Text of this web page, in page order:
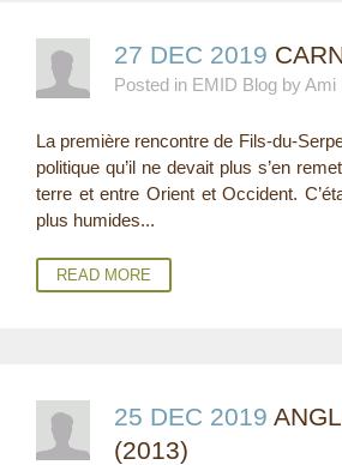
27 DEC 2019
Posted in EMID Blog by Ami
La première rencontre de Fils-du-
politique qu’il ne devait plus s’en
terre et entre Orient et Occident.
plus humides...
READ MORE
25 DEC 2019
(2013)